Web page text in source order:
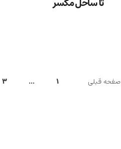
صفحه قبلی 1
...
3